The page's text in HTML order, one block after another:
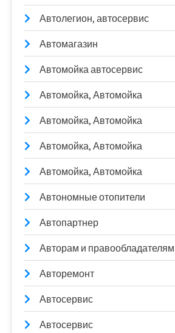
Автолегион, автосервис
Автомагазин
Автомойка автосервис
Автомойка, Автомойка
Автомойка, Автомойка
Автомойка, Автомойка
Автомойка, Автомойка
Автономные отопители
Автопартнер
Авторам и правообладателям
Авторемонт
Автосервис
Автосервис